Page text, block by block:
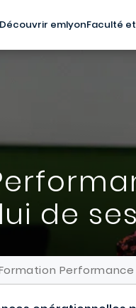
Découvrir emlyonFaculté
de
Performance